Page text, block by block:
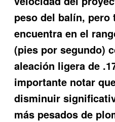
peso del balín, pero
encuentra en el
(pies por segundo)
aleación ligera de
importante notar
disminuir
más pesados de